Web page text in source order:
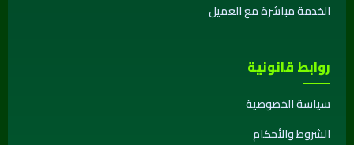
الخدمة مباشرة مع العميل
روابط قانونية
سياسة الخصوصية
الشروط والأحكام